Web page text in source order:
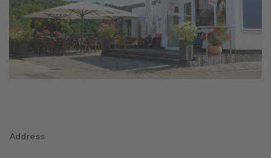
Address